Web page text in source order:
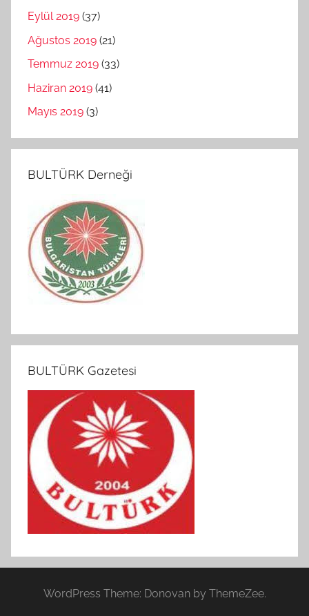
Eylül 2019 (37)
Ağustos 2019 (21)
Temmuz 2019 (33)
Haziran 2019 (41)
Mayıs 2019 (3)
BULTÜRK Derneği
BULTÜRK Gazetesi
WordPress Theme: Donovan by ThemeZee.